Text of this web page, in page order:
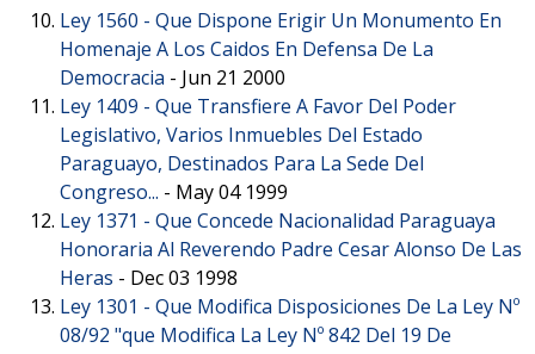
Ley 1560 - Que Dispone Erigir Un Monumento En
Homenaje A Los Caidos En Defensa De La
Democracia - Jun 21 2000
Ley 1409 - Que Transfiere A Favor Del Poder
Legislativo, Varios Inmuebles Del Estado
Paraguayo, Destinados Para La Sede Del
Congreso... - May 04 1999
Ley 1371 - Que Concede Nacionalidad Paraguaya
Honoraria Al Reverendo Padre Cesar Alonso De Las
Heras - Dec 03 1998
Ley 1301 - Que Modifica Disposiciones De La Ley Nº
08/92 "que Modifica La Ley Nº 842 Del 19 De